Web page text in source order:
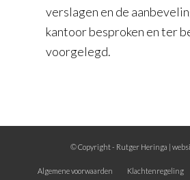
verslagen en de
kantoor besproken en ter
voorgelegd.
© Copyright - Rutger Heringa |
Algemene voorwaarden Klachtenregeling